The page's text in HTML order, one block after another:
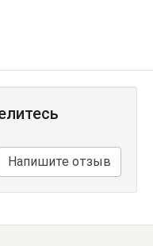
Напишите отзыв